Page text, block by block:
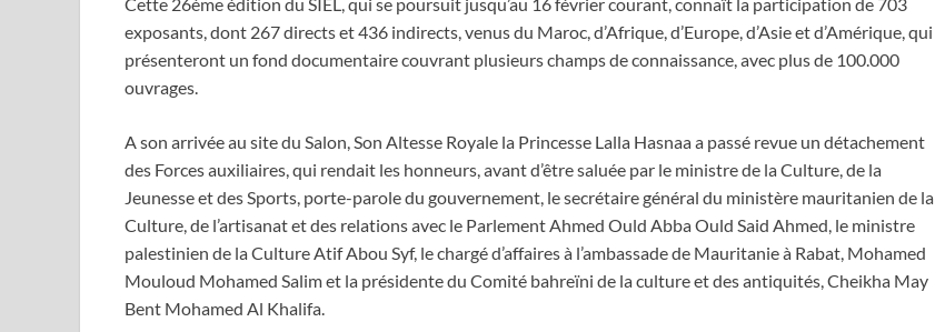
Cette 26ème édition du SIEL, qui se poursuit jusqu’au 16 février courant, connaît la participation de 703
exposants, dont 267 directs et 436 indirects, venus du Maroc, d’Afrique, d’Europe, d’Asie et d’Amérique, qui
présenteront un fond documentaire couvrant plusieurs champs de connaissance, avec plus de 100.000
ouvrages.
A son arrivée au site du Salon, Son Altesse Royale la Princesse Lalla Hasnaa a passé revue un détachement
des Forces auxiliaires, qui rendait les honneurs, avant d’être saluée par le ministre de la Culture, de la
Jeunesse et des Sports, porte-parole du gouvernement, le secrétaire général du ministère mauritanien de la
Culture, de l’artisanat et des relations avec le Parlement Ahmed Ould Abba Ould Said Ahmed, le ministre
palestinien de la Culture Atif Abou Syf, le chargé d’affaires à l’ambassade de Mauritanie à Rabat, Mohamed
Mouloud Mohamed Salim et la présidente du Comité bahreïni de la culture et des antiquités, Cheikha May
Bent Mohamed Al Khalifa.